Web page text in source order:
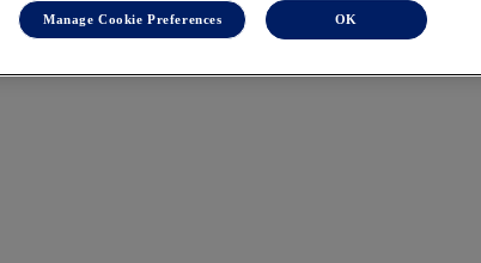
Manage Cookie Preferences OK